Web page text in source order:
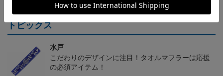
トピックス
水戸
こだわりのデザインに注目！タオルマフラーは応援
の必須アイテム！